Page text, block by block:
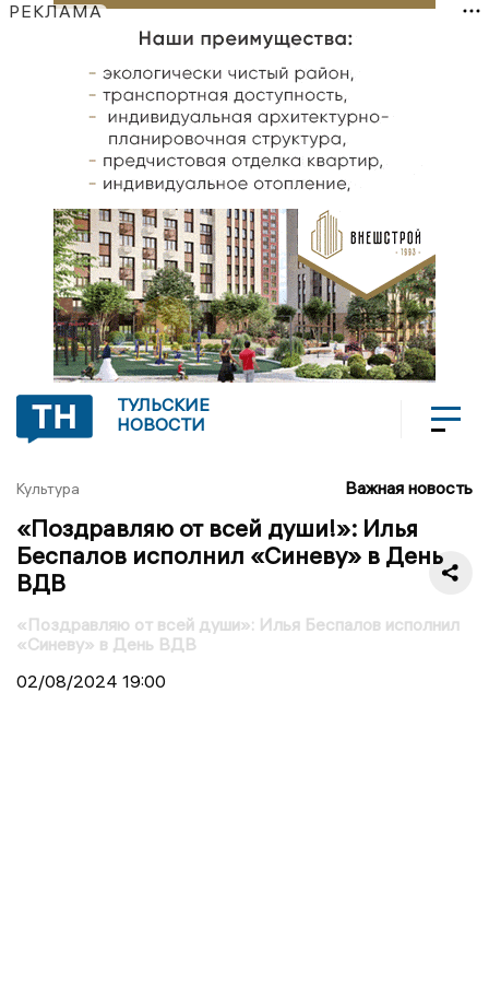
РЕКЛАМА
ТУЛЬСКИЕ
НОВОСТИ
Культура Важная новость
«Поздравляю от всей души!»: Илья
Беспалов исполнил «Синеву» в День
ВДВ
«Поздравляю от всей души»: Илья Беспалов исполнил
«Синеву» в День ВДВ
02/08/2024 19:00